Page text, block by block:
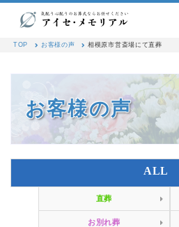
相模
TOP お客様の声 相模原市営斎場にて直葬
お客様の声
ALL
直葬
お別れ葬